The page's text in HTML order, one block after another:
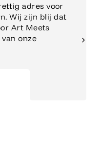
adres voor
Wij zijn blij dat
Art Meets
onze